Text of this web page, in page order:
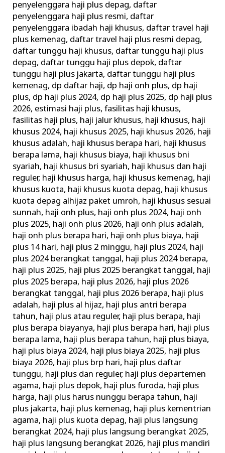
penyelenggara haji plus depag, daftar
penyelenggara haji plus resmi, daftar
penyelenggara ibadah haji khusus, daftar travel haji
plus kemenag, daftar travel haji plus resmi depag,
daftar tunggu haji khusus, daftar tunggu haji plus
depag, daftar tunggu haji plus depok, daftar
tunggu haji plus jakarta, daftar tunggu haji plus
kemenag, dp daftar haji, dp haji onh plus, dp haji
plus, dp haji plus 2024, dp haji plus 2025, dp haji plus
2026, estimasi haji plus,fasilitas haji khusus,
fasilitas haji plus, haji jalur khusus, haji khusus, haji
khusus 2024, haji khusus 2025, haji khusus 2026, haji
khusus adalah, haji khusus berapa hari, haji khusus
berapa lama, haji khusus biaya, haji khusus bni
syariah, haji khusus bri syariah, haji khusus dan haji
reguler, haji khusus harga, haji khusus kemenag, haji
khusus kuota, haji khusus kuota depag, haji khusus
kuota depag alhijaz paket umroh, haji khusus sesuai
sunnah, haji onh plus, haji onh plus 2024, haji onh
plus 2025, haji onh plus 2026, haji onh plus adalah,
haji onh plus berapa hari, haji onh plus biaya, haji
plus 14 hari, haji plus 2 minggu, haji plus 2024, haji
plus 2024 berangkat tanggal, haji plus 2024 berapa,
haji plus 2025, haji plus 2025 berangkat tanggal, haji
plus 2025 berapa, haji plus 2026, haji plus 2026
berangkat tanggal, haji plus 2026 berapa, haji plus
adalah, haji plus al hijaz, haji plus antri berapa
tahun, haji plus atau reguler, haji plus berapa, haji
plus berapa biayanya, haji plus berapa hari, haji plus
berapa lama, haji plus berapa tahun, haji plus biaya,
haji plus biaya 2024, haji plus biaya 2025, haji plus
biaya 2026, haji plus brp hari, haji plus daftar
tunggu, haji plus dan reguler, haji plus departemen
agama, haji plus depok, haji plus furoda, haji plus
harga, haji plus harus nunggu berapa tahun, haji
plus jakarta, haji plus kemenag, haji plus kementrian
agama, haji plus kuota depag, haji plus langsung
berangkat 2024, haji plus langsung berangkat 2025,
haji plus langsung berangkat 2026, haji plus mandiri